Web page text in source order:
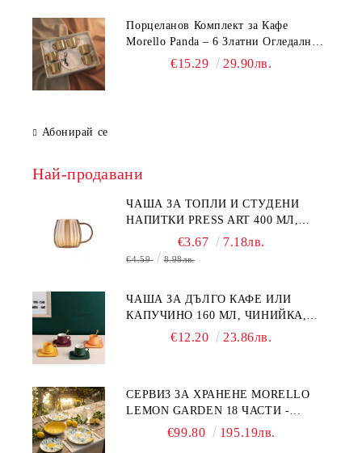
Порцеланов Комплект за Кафе
Morello Panda – 6 Златни Огледални
Чаши с Анаморфно Отражение и
€15.29 29.90лв.
Абонирай се
Най-продавани
ЧАША ЗА ТОПЛИ И СТУДЕНИ
НАПИТКИ PRESS ART 400 МЛ,
БОРОСИЛИКАТНО СТЪКЛО
€3.67 7.18лв.
€4.59 8.98лв.
ЧАША ЗА ДЪЛГО КАФЕ ИЛИ
КАПУЧИНО 160 МЛ, ЧИНИЙКА,
ЛЪЖИЧКА GREEN, ORANGE LOVE
€12.20 23.86лв.
СЕРВИЗ ЗА ХРАНЕНЕ MORELLO
LEMON GARDEN 18 ЧАСТИ -
ПОРЦЕЛАН€99.80 195.19лв.